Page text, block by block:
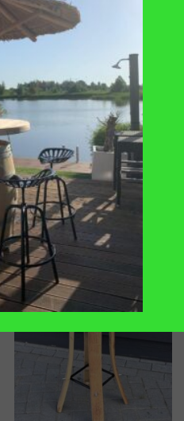
TOEVOEGEN
AAN
VERLANGLIJST
LAMPEN
Lamp van een duig voor 3 lampen
€120,-